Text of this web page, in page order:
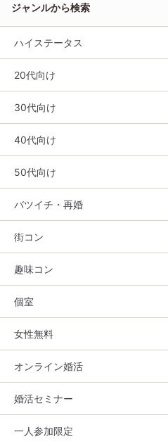
ジャンルから検索
ハイステータス
20代向け
30代向け
40代向け
50代向け
バツイチ・再婚
街コン
趣味コン
個室
女性無料
オンライン婚活
婚活セミナー
一人参加限定